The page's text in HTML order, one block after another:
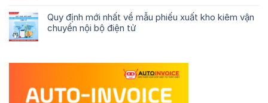
Quy định mới nhất về mẫu phiếu xuất kho kiêm vận
chuyển nội bộ điện tử